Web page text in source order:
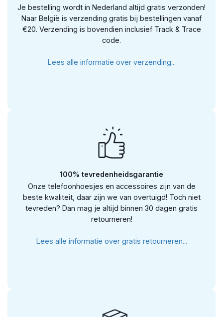
Je bestelling wordt in Nederland altijd gratis verzonden!
Naar België is verzending gratis bij bestellingen vanaf
€20. Verzending is bovendien inclusief Track & Trace
code.
Lees alle informatie over verzending...
100% tevredenheidsgarantie
Onze telefoonhoesjes en accessoires zijn van de
beste kwaliteit, daar zijn we van overtuigd! Toch niet
tevreden? Dan mag je altijd binnen 30 dagen gratis
retourneren!
Lees alle informatie over gratis retourneren...